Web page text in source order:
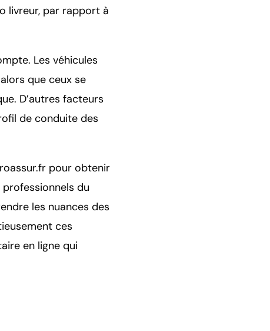
livreur, par rapport à
Les véhicules
que ceux se
D’autres facteurs
de conduite des
pour obtenir
du
les nuances des
ces
en ligne qui